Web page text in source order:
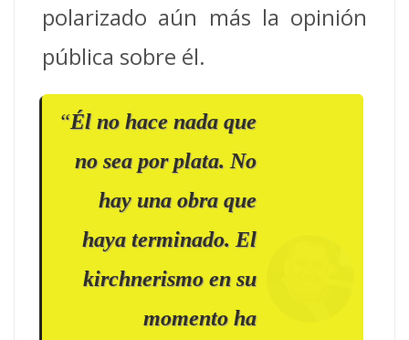
polarizado aún más la opinión
pública sobre él.
“Él no hace nada que
no sea por plata. No
hay una obra que
haya terminado. El
kirchnerismo en su
momento ha